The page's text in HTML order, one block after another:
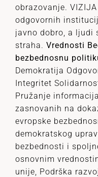
obrazovanje.
odgovornih
javno dobro, a ljudi
straha. Vrednosti
bezbednosnu
Demokratija
Integritet
Pružanje
zasnovanih na
evropske
demokratskog
bezbednosti i
osnovnim
unije, Podrška